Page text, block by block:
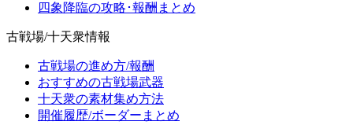
四象降臨の攻略･報酬まとめ
古戦場/十天衆情報
古戦場の進め方/報酬
おすすめの古戦場武器
十天衆の素材集め方法
開催履歴/ボーダーまとめ